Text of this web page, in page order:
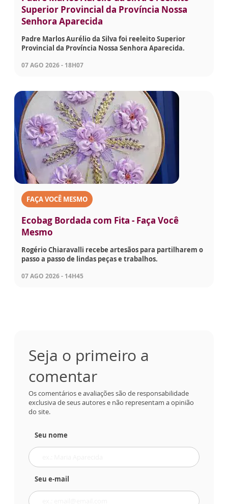
Superior Provincial da Província Nossa
Senhora Aparecida
Padre Marlos Aurélio da Silva foi reeleito Superior
Provincial da Província Nossa Senhora Aparecida.
07 AGO 2026 - 18H07
FAÇA VOCÊ MESMO
Ecobag Bordada com Fita - Faça Você
Mesmo
Rogério Chiaravalli recebe artesãos para partilharem o
passo a passo de lindas peças e trabalhos.
07 AGO 2026 - 14H45
Seja o primeiro a
comentar
Os comentários e avaliações são de responsabilidade
exclusiva de seus autores e não representam a opinião
do site.
Seu nome
Seu e-mail